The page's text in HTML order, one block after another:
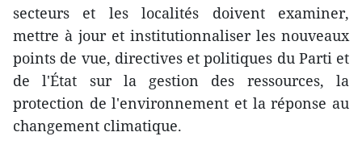
secteurs et les localités doivent examiner,
mettre à jour et institutionnaliser les nouveaux
points de vue, directives et politiques du Parti et
de l'État sur la gestion des ressources, la
protection de l'environnement et la réponse au
changement climatique.